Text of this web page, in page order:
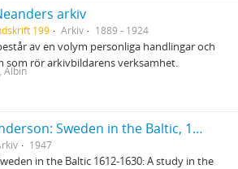
arkiv
199 Arkiv 1889 - 1924
av en volym personliga handlingar och
som rör arkivbildarens verksamhet.
Albin
Albin Theodore Anderson: Sweden in the Baltic, 1612-1630
1947
in the Baltic 1612-1630: A study in the